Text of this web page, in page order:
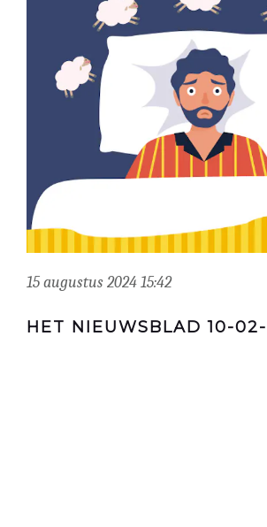
15 augustus 2024 15:42
HET NIEUWSBLAD 10-